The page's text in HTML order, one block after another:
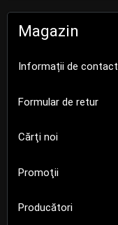
Magazin
Informații de contact
Formular de retur
Cărţi noi
Promoţii
Producători